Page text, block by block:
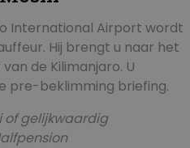
International Airport wordt
Hij brengt u naar het
de Kilimanjaro. U
pre-beklimming briefing.
of gelijkwaardig